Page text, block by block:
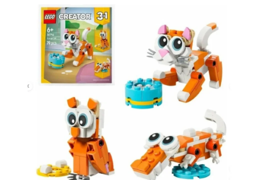
produktu
je
5,0
z
5
hviezdičiek.